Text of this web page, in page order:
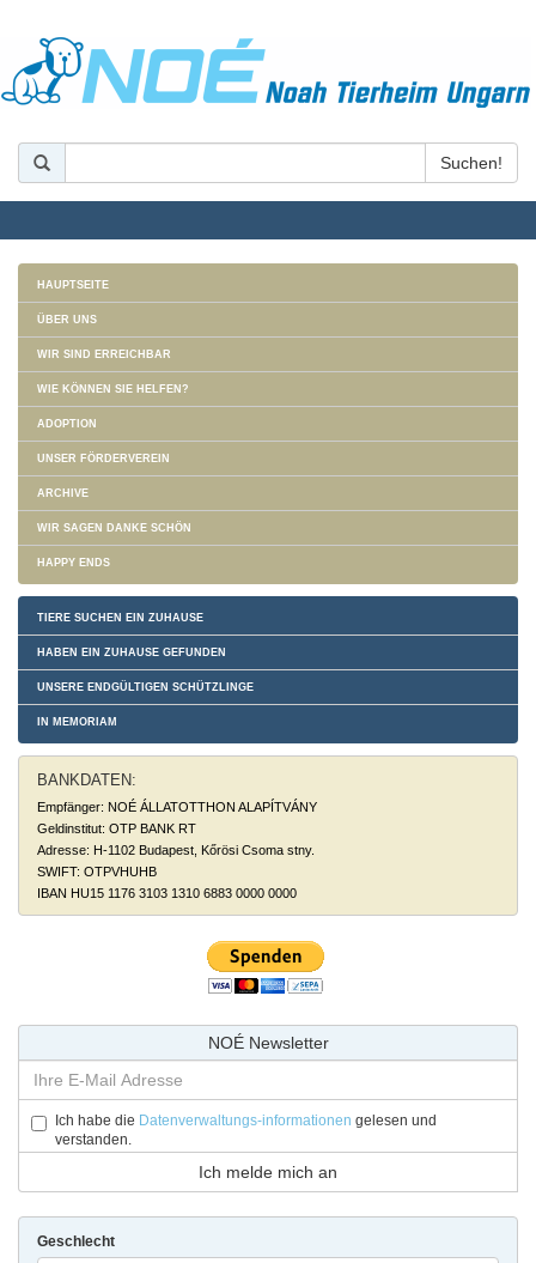
HAUPTSEITE
ÜBER UNS
WIR SIND ERREICHBAR
WIE KÖNNEN SIE HELFEN?
ADOPTION
UNSER FÖRDERVEREIN
ARCHIVE
WIR SAGEN DANKE SCHÖN
HAPPY ENDS
TIERE SUCHEN EIN ZUHAUSE
HABEN EIN ZUHAUSE GEFUNDEN
UNSERE ENDGÜLTIGEN SCHÜTZLINGE
IN MEMORIAM
BANKDATEN:
Empfänger: NOÉ ÁLLATOTTHON ALAPÍTVÁNY
Geldinstitut: OTP BANK RT
Adresse: H-1102 Budapest, Kőrösi Csoma stny.
SWIFT: OTPVHUHB
IBAN HU15 1176 3103 1310 6883 0000 0000
NOÉ Newsletter
Ich habe die Datenverwaltungs-informationen gelesen und
verstanden.
Geschlecht